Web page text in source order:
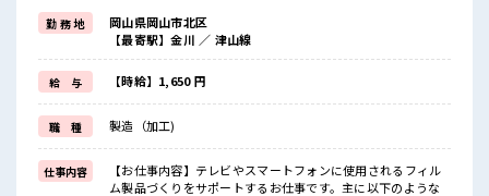
制服があるので、
毎日の服装の悩み解消♪
≪未経験OKの仕事≫
新しいことにチャレンジするのは不安だけど、
しっかり働く環境が整っています！
イチからスキルUP・ステップUP目指していきましょう！
≪自分に向いている仕事が探せる≫
困った事などがあれば、
担当がしっかりサポートします！
■職場の雰囲気
勤 務 地
岡山県岡山市北区
【最寄駅】金川 ／ 津山線
給 与 【時給】1,650 円
職 種 製造（加工)
仕事内容
【お仕事内容】テレビやスマートフォンに使用されるフィル
ム製品づくりをサポートするお仕事です。主に以下のような